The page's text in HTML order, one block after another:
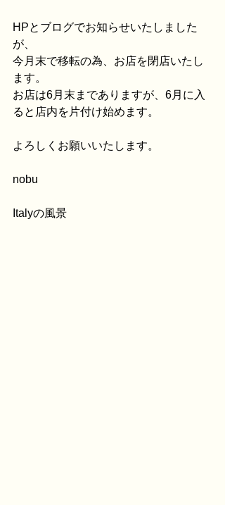
HPとブログでお知らせいたしました
が、
今月末で移転の為、お店を閉店いたし
ます。
お店は6月末までありますが、6月に入
ると店内を片付け始めます。
よろしくお願いいたします。
nobu
Italyの風景